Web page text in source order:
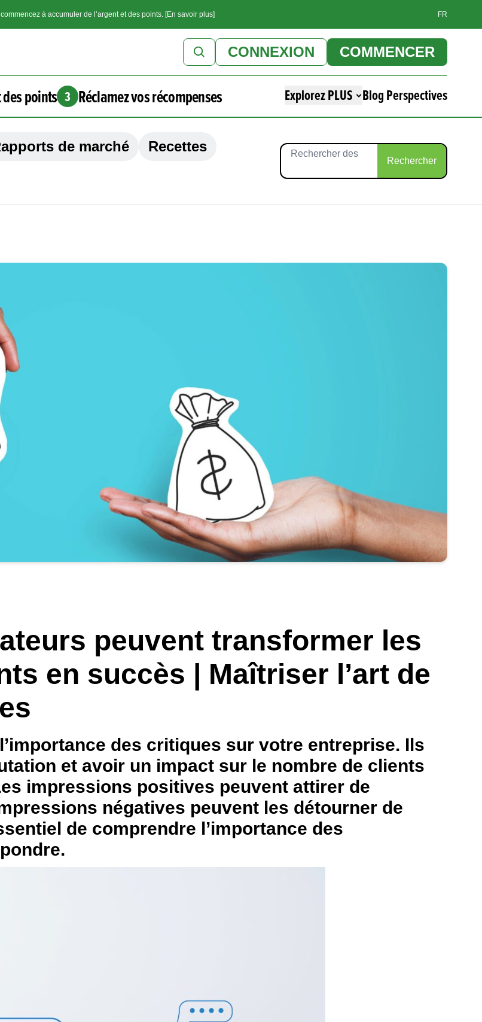
à accumuler de l’argent et des points. [En savoir plus] FR
CONNEXION COMMENCER
points 3 Réclamez vos récompenses Explorez PLUS Blog Perspectives
Rechercher
de marché
Recettes
peuvent transformer les
en succès | Maîtriser l’art de
des critiques sur votre entreprise. Ils
et avoir un impact sur le nombre de clients
impressions positives peuvent attirer de
négatives peuvent les détourner de
de comprendre l’importance des